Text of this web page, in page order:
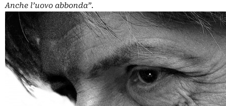
Anche l’uovo abbonda”.